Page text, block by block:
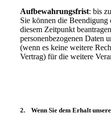
Aufbewahrungsfrist: bis
Sie können die
diesem Zeitpunkt
personenbezogenen Daten
(wenn es keine weitere
Vertrag) für die weitere
2.Wenn Sie dem Erhalt